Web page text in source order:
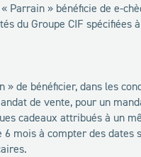
Parrain » bénéficie de e-
du Groupe CIF
de bénéficier, dans les
de vente, pour un
cadeaux attribués à un
mois à compter des dates